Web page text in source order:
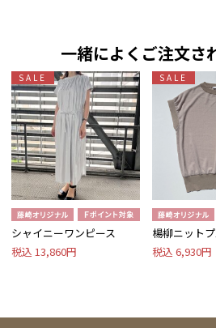
一緒によくご注文さ
SALE
シャイニーワンピース
税込 13,860円
SALE
楊柳ニット
税込 6,930円